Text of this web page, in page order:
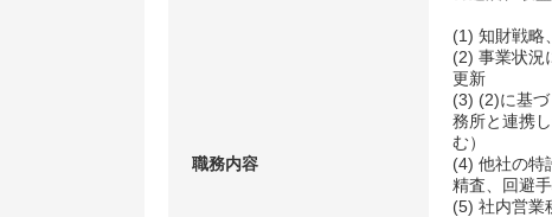
職務内容
(1) 知財戦略
(2) 事業状況
更新
(3) (2)に基
務所と連携
む）
(4) 他社の特
精査、回避
(5) 社内営業